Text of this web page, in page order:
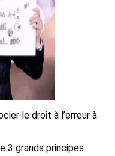
le droit à l’erreur à
3 grands principes :